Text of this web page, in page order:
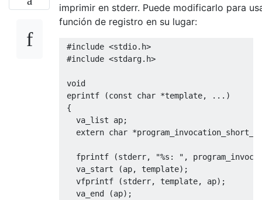
imprimir en stderr. Puede modificarlo para
función de registro en su lugar:
#include <stdio.h>
#include <stdarg.h>
void
eprintf
(const char *template,
...)
{
   va_list ap
;
extern char *
   fprintf
(stderr, "%s: " ,
   va_start
(ap, template);
   vfprintf
(stderr, template, ap);
   va_end
(ap);